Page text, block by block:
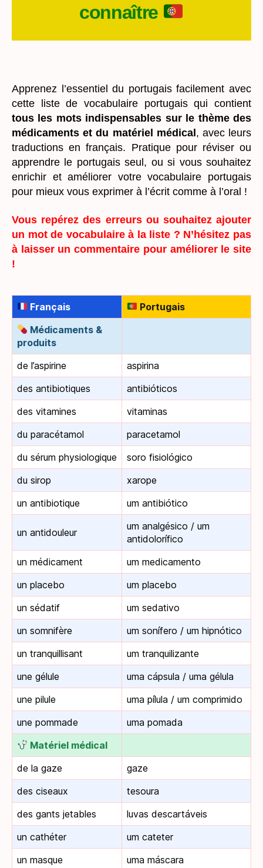
connaître
Apprenez l’essentiel du portugais facilement avec
cette liste de vocabulaire portugais qui contient
tous les mots indispensables sur le thème des
médicaments et du matériel médical , avec leurs
traductions en français. Pratique pour réviser ou
apprendre le portugais seul, ou si vous souhaitez
enrichir et améliorer votre vocabulaire portugais
pour mieux vous exprimer à l’écrit comme à l’oral !
Vous repérez des erreurs ou souhaitez ajouter
un mot de vocabulaire à la liste ? N’hésitez pas
à laisser un commentaire pour améliorer le site
!
Français
Portugais
Médicaments &
produits
de l’aspirine
aspirina
des antibiotiques
antibióticos
des vitamines
vitaminas
du paracétamol
paracetamol
du sérum physiologique
soro fisiológico
du sirop
xarope
un antibiotique
um antibiótico
un antidouleur
um analgésico / um
antidolorífico
un médicament
um medicamento
un placebo
um placebo
un sédatif
um sedativo
un somnifère
um sonífero / um hipnótico
un tranquillisant
um tranquilizante
une gélule
uma cápsula / uma gélula
une pilule
uma pílula / um comprimido
une pommade
uma pomada
Matériel médical
de la gaze
gaze
des ciseaux
tesoura
des gants jetables
luvas descartáveis
un cathéter
um cateter
un masque
uma máscara